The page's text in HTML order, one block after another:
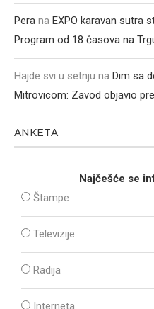
Pera na EXPO karavan sutra
Program od 18 časova na
Hajde svi u setnju na Dim sa
Mitrovicom: Zavod objavio
ANKETA
Najčešće se
Štampe
Televizije
Radija
Interneta